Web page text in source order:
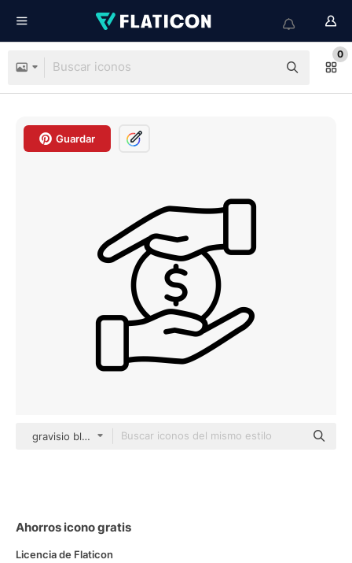
0
Guardar
gravisio black outline
Ahorros icono gratis
Licencia de Flaticon